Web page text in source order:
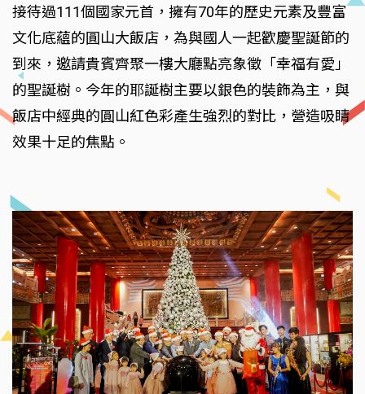
接待過111個國家元首，擁有70年的歷史元素及豐富
文化底蘊的圓山大飯店，為與國人一起歡慶聖誕節的
到來，邀請貴賓齊聚一樓大廳點亮象徵「幸福有愛」
的聖誕樹。今年的耶誕樹主要以銀色的裝飾為主，與
飯店中經典的圓山紅色彩產生強烈的對比，營造吸睛
效果十足的焦點。